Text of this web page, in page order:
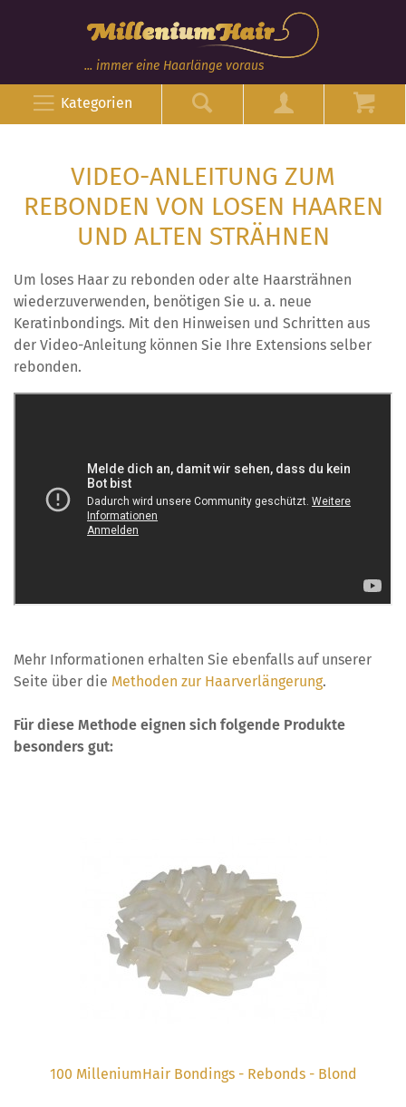
... immer eine Haarlänge voraus
Kategorien
VIDEO-ANLEITUNG ZUM
REBONDEN VON LOSEN HAAREN
UND ALTEN STRÄHNEN
Um loses Haar zu rebonden oder alte Haarsträhnen
wiederzuverwenden, benötigen Sie u. a. neue
Keratinbondings. Mit den Hinweisen und Schritten aus
der Video-Anleitung können Sie Ihre Extensions selber
rebonden.
Mehr Informationen erhalten Sie ebenfalls auf unserer
Seite über die Methoden zur Haarverlängerung.
Für diese Methode eignen sich folgende Produkte
besonders gut:
100 MilleniumHair Bondings - Rebonds - Blond